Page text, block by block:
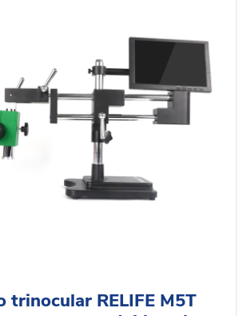
trinocular RELIFE M5T